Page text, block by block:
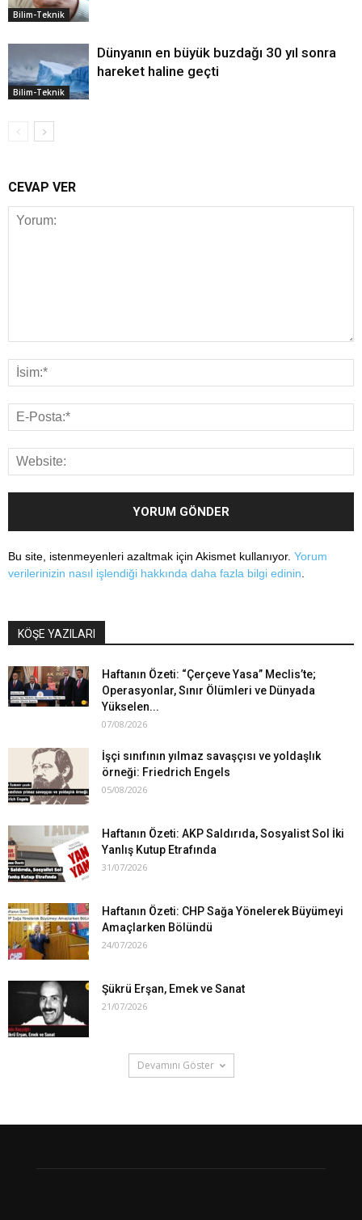
Bilim-Teknik
Bilim-Teknik
Dünyanın en büyük buzdağı 30 yıl sonra
hareket haline geçti
CEVAP VER
Bu site, istenmeyenleri azaltmak için Akismet kullanıyor. Yorum
verilerinizin nasıl işlendiği hakkında daha fazla bilgi edinin
KÖŞE YAZILARI
Haftanın Özeti: “Çerçeve Yasa” Meclis’te;
Operasyonlar, Sınır Ölümleri ve Dünyada
Yükselen...
07/08/2026
İşçi sınıfının yılmaz savaşçısı ve yoldaşlık
örneği: Friedrich Engels
05/08/2026
Haftanın Özeti: AKP Saldırıda, Sosyalist Sol İki
Yanlış Kutup Etrafında
31/07/2026
Haftanın Özeti: CHP Sağa Yönelerek Büyümeyi
Amaçlarken Bölündü
24/07/2026
Şükrü Erşan, Emek ve Sanat
21/07/2026
Devamını Göster